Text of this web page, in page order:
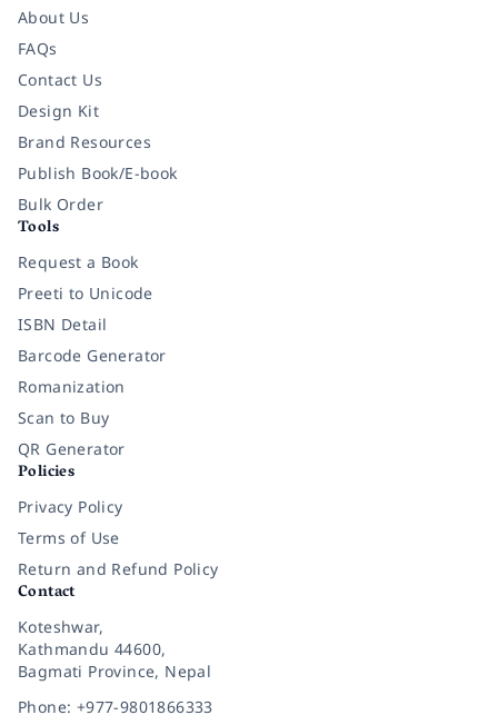
About Us
FAQs
Contact Us
Design Kit
Brand Resources
Publish Book/E-book
Bulk Order
Tools
Request a Book
Preeti to Unicode
ISBN Detail
Barcode Generator
Romanization
Scan to Buy
QR Generator
Policies
Privacy Policy
Terms of Use
Return and Refund Policy
Contact
Koteshwar,
Kathmandu 44600,
Bagmati Province, Nepal
Phone: +977-9801866333